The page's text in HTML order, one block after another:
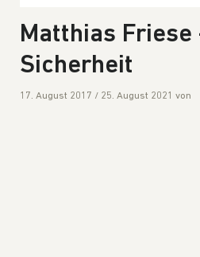
Matthias Friese
Sicherheit
17. August 2017 / 25. August 2021 von